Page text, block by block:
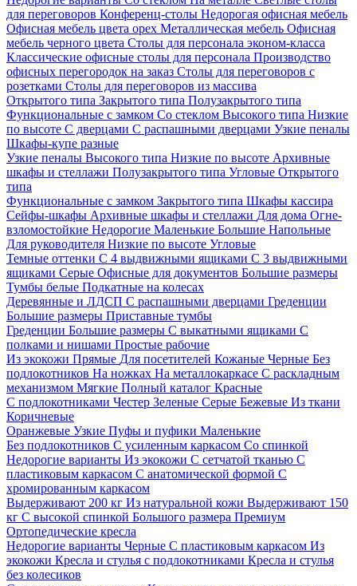
для переговоров Конференц-столы Недорогая офисная мебель
Офисная мебель цвета орех Металлическая мебель Офисная
мебель черного цвета Столы для персонала эконом-класса
Классические офисные столы для персонала Производство
офисных перегородок на заказ Столы для переговоров с
розетками Столы для переговоров из массива
Открытого типа Закрытого типа Полузакрытого типа
Функциональные с замком Со стеклом Высокого типа Низкие
по высоте С дверцами С распашными дверцами Узкие пеналы
Шкафы-купе разные
Узкие пеналы Высокого типа Низкие по высоте Архивные
шкафы и стеллажи Полузакрытого типа Угловые Открытого
типа
Функциональные с замком Закрытого типа Шкафы кассира
Сейфы-шкафы Архивные шкафы и стеллажи Для дома Огне-
взломостойкие Недорогие Маленькие Большие Напольные
Для руководителя Низкие по высоте Угловые
Темные оттенки С 4 выдвижными ящиками С 3 выдвижными
ящиками Серые Офисные для документов Большие размеры
Тумбы белые Подкатные на колесах
Деревянные и ЛДСП С распашными дверцами Греденции
Большие размеры Приставные тумбы
Греденции Большие размеры С выкатными ящиками С
полками и нишами Простые рабочие
Из экокожи Прямые Для посетителей Кожаные Черные Без
подлокотников На ножках На металлокаркасе С раскладным
механизмом Мягкие Полный каталог Красные
С подлокотниками Честер Зеленые Серые Бежевые Из ткани
Коричневые
Оранжевые Узкие Пуфы и пуфики Маленькие
Без подлокотников С усиленным каркасом Со спинкой
Недорогие варианты Из экокожи С сетчатой тканью С
пластиковым каркасом С анатомической формой С
хромированным каркасом
Выдерживают 200 кг Из натуральной кожи Выдерживают 150
кг С высокой спинкой Большого размера Премиум
Ортопедические кресла
Недорогие варианты Черные С пластиковым каркасом Из
экокожи Кресла и стулья с подлокотниками Кресла и стулья
без колесиков